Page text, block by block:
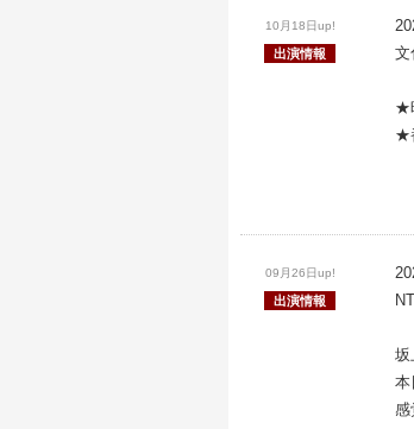
10月18日up!
出演情報
文
★
★
09月26日up!
出演情報
坂
本
感